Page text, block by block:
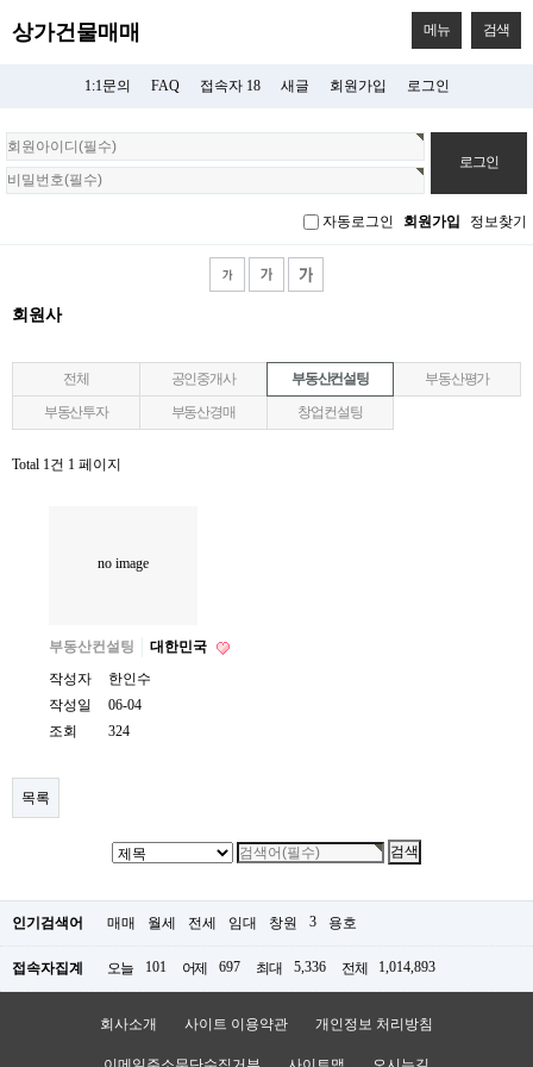
상가건물매매 메뉴 검색
1:1문의 FAQ 접속자 18 새글 회원가입 로그인
회
원
로
자동로그인 회원가입 정보찾기
회원사
전체 공인중개사 부동산컨설팅
부동산평가
부동산투자
부동산경매 창업컨설팅
Total 1건 1 페이지
no image
부동산컨설팅
대한민국
작성자
한인수
작성일
06-04
조회
324
목록
인기검색어 매매 월세 전세 임대 창원 3 용호
접속자집계 오늘 101 어제 697 최대 5,336 전체 1,014,893
회사소개 사이트 이용약관 개인정보 처리방침